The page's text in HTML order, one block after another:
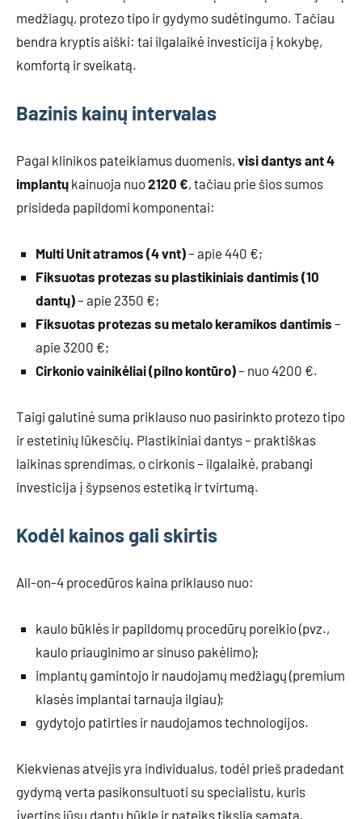
medžiagų, protezo tipo ir gydymo sudėtingumo. Tačiau
bendra kryptis aiški: tai ilgalaikė investicija į kokybę,
komfortą ir sveikatą.
Bazinis kainų intervalas
Pagal klinikos pateikiamus duomenis, visi dantys ant 4
implantų kainuoja nuo2120 €, tačiau prie šios sumos
prisideda papildomi komponentai:
Multi Unit atramos (4 vnt)– apie 440 €;
Fiksuotas protezas su plastikiniais dantimis (10
dantų)– apie 2350 €;
Fiksuotas protezas su metalo keramikos dantimis –
apie 3200 €;
Cirkonio vainikėliai (pilno kontūro)– nuo 4200 €.
Taigi galutinė suma priklauso nuo pasirinkto protezo tipo
ir estetinių lūkesčių. Plastikiniai dantys – praktiškas
laikinas sprendimas, o cirkonis – ilgalaikė, prabangi
investicija į šypsenos estetiką ir tvirtumą.
Kodėl kainos gali skirtis
All-on-4 procedūros kaina priklauso nuo:
kaulo būklės ir papildomų procedūrų poreikio (pvz.,
kaulo priauginimo ar sinuso pakėlimo);
implantų gamintojo ir naudojamų medžiagų (premium
klasės implantai tarnauja ilgiau);
gydytojo patirties ir naudojamos technologijos.
Kiekvienas atvejis yra individualus, todėl prieš pradedant
gydymą verta pasikonsultuoti su specialistu, kuris
įvertins jūsų dantų būklę ir pateiks tikslią sąmatą.